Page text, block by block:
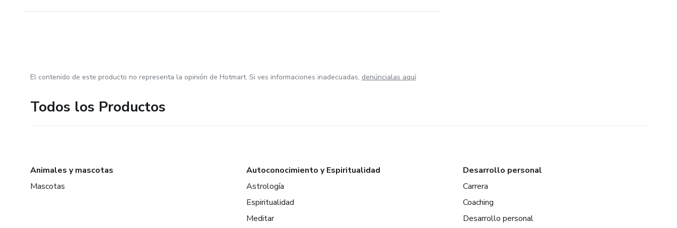
El contenido de este producto no representa la opinión de Hotmart. Si ves informaciones inadecuadas, denúncialas aquí
Todos los Productos
Animales y mascotas
Mascotas
Autoconocimiento y Espiritualidad
Astrología
Espiritualidad
Meditar
Desarrollo personal
Carrera
Coaching
Desarrollo personal